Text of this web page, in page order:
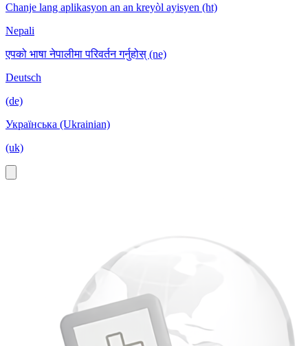
Chanje lang aplikasyon an an kreyòl ayisyen (ht)
Nepali
एपको भाषा नेपालीमा परिवर्तन गर्नुहोस् (ne)
Deutsch
(de)
Українська (Ukrainian)
(uk)